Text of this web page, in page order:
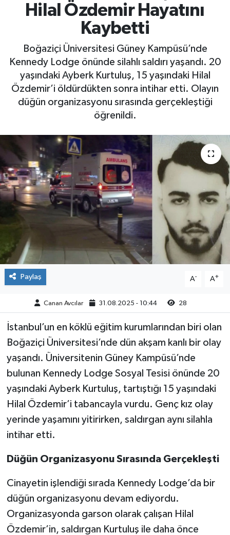
Hilal Özdemir Hayatını
Kaybetti
Boğaziçi Üniversitesi Güney Kampüsü’nde
Kennedy Lodge önünde silahlı saldırı yaşandı. 20
yaşındaki Ayberk Kurtuluş, 15 yaşındaki Hilal
Özdemir’i öldürdükten sonra intihar etti. Olayın
düğün organizasyonu sırasında gerçekleştiği
öğrenildi.
Paylaş A- A+
Canan Avcılar 31.08.2025 - 10:44 28
İstanbul’un en köklü eğitim kurumlarından biri olan
Boğaziçi Üniversitesi’nde dün akşam kanlı bir olay
yaşandı. Üniversitenin Güney Kampüsü’nde
bulunan Kennedy Lodge Sosyal Tesisi önünde 20
yaşındaki Ayberk Kurtuluş, tartıştığı 15 yaşındaki
Hilal Özdemir’i tabancayla vurdu. Genç kız olay
yerinde yaşamını yitirirken, saldırgan aynı silahla
intihar etti.
Düğün Organizasyonu Sırasında Gerçekleşti
Cinayetin işlendiği sırada Kennedy Lodge’da bir
düğün organizasyonu devam ediyordu.
Organizasyonda garson olarak çalışan Hilal
Özdemir’in, saldırgan Kurtuluş ile daha önce
Yaşam